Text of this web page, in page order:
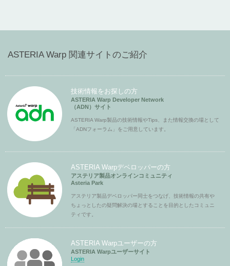
ASTERIA Warp 関連サイトのご紹介
技術情報をお探しの方
ASTERIA Warp Developer Network
（ADN）サイト
ASTERIA Warp製品の技術情報やTips、また情報交換の場として
「ADNフォーラム」をご用意しています。
ASTERIA Warpデベロッパーの方
アステリア製品オンラインコミュニティ
Asteria Park
アステリア製品デベロッパー同士をつなげ、技術情報の共有や
ちょっとしたの疑問解決の場とすることを目的としたコミュニ
ティです。
ASTERIA Warpユーザーの方
ASTERIA Warpユーザーサイト
Login